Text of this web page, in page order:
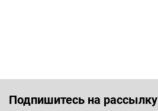
Подпишитесь на рассылку